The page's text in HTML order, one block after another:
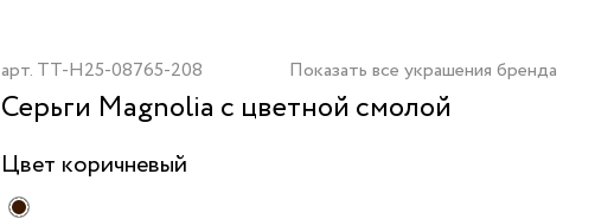
арт. TT-H25-08765-208 Показать все украшения бренда
Серьги Magnolia с цветной смолой
Цвет коричневый